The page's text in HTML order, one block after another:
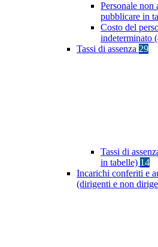
Personale non
pubblicare in
Costo del
indeterminato
Tassi di assenza 29
Tassi di
in tabelle) 14
Incarichi conferiti e
(dirigenti e non